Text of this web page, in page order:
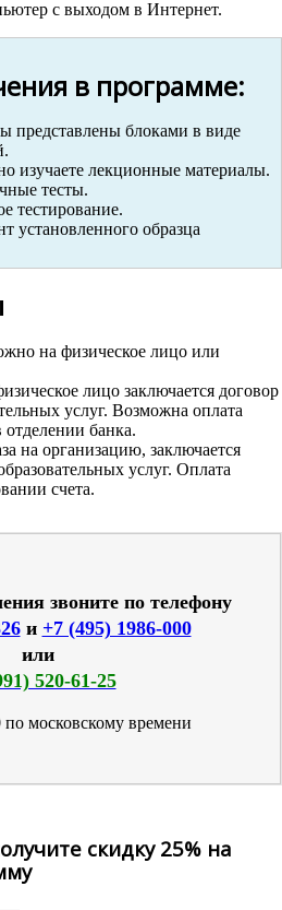
с выходом в Интернет.
в программе:
представлены блоками в виде
изучаете лекционные материалы.
тесты.
тестирование.
установленного образца
на физическое лицо или
лицо заключается договор
услуг. Возможна оплата
банка.
на организацию, заключается
услуг. Оплата
счета.
звоните по телефону
и +7 (495) 1986-000
или
520-61-25
по московскому времени
скидку 25% на